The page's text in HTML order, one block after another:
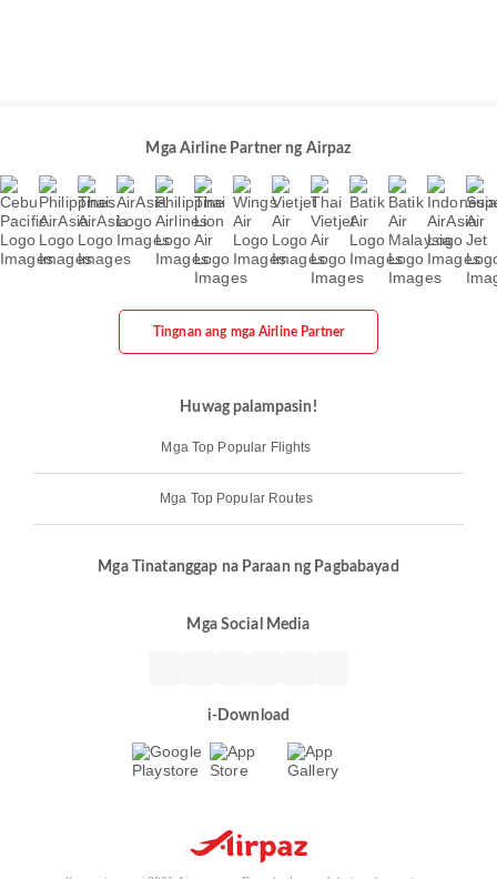
Mga Airline Partner ng Airpaz
Tingnan ang mga Airline Partner
Huwag palampasin!
Mga Top Popular Flights
Mga Top Popular Routes
Mga Tinatanggap na Paraan ng Pagbabayad
Mga Social Media
i-Download